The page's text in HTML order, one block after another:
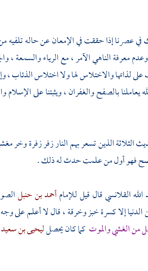
في عصرنا إذا حققت في الإمعان عن حاله
معرفة الناهي الآمر ، مع الرياء والسمعة ،
لذاتها والاختلاس لها ولا اختلاس الذئاب
بالصفح والغفران ، ويثبتنا على الإسلام
الذين تسعر بهم النار زفر زفرة وخر
صح فهو أول من علمت حدث له ذلك .
القلانسيقال قيل للإمامأحمد بن حنبل
إلا كسرة خبز وخرقة ، قال لا أعلم على
من الغشي والموت كما كان يحصلليحيى بن